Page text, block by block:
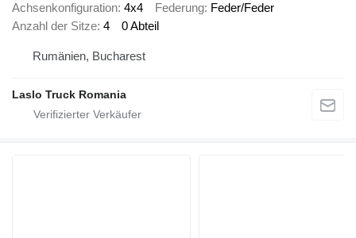
Achsenkonfiguration 4x4 Federung Feder/Feder
Anzahl der Sitze 4 0 Abteil
Rumänien, Bucharest
Laslo Truck Romania